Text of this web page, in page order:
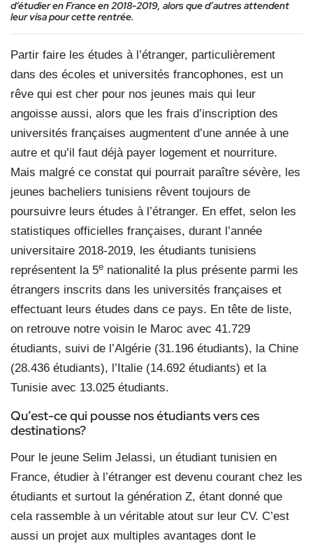
d’étudier en France en 2018-2019, alors que d’autres attendent
leur visa pour cette rentrée.
Partir faire les études à l’étranger, particulièrement
dans des écoles et universités francophones, est un
rêve qui est cher pour nos jeunes mais qui leur
angoisse aussi, alors que les frais d’inscription des
universités françaises augmentent d’une année à une
autre et qu’il faut déjà payer logement et nourriture.
Mais malgré ce constat qui pourrait paraître sévère, les
jeunes bacheliers tunisiens rêvent toujours de
poursuivre leurs études à l’étranger. En effet, selon les
statistiques officielles françaises, durant l’année
universitaire 2018-2019, les étudiants tunisiens
représentent la 5e nationalité la plus présente parmi les
étrangers inscrits dans les universités françaises et
effectuant leurs études dans ce pays. En tête de liste,
on retrouve notre voisin le Maroc avec 41.729
étudiants, suivi de l’Algérie (31.196 étudiants), la Chine
(28.436 étudiants), l’Italie (14.692 étudiants) et la
Tunisie avec 13.025 étudiants.
Qu’est-ce qui pousse nos étudiants vers ces
destinations?
Pour le jeune Selim Jelassi, un étudiant tunisien en
France, étudier à l’étranger est devenu courant chez les
étudiants et surtout la génération Z, étant donné que
cela rassemble à un véritable atout sur leur CV. C’est
aussi un projet aux multiples avantages dont le